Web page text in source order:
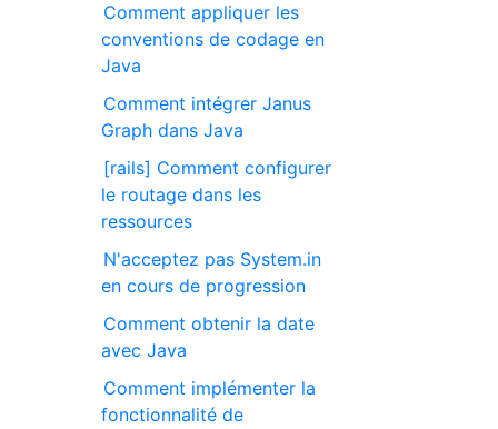
Comment appliquer les
conventions de codage en
Java
Comment intégrer Janus
Graph dans Java
[rails] Comment configurer
le routage dans les
ressources
N'acceptez pas System.in
en cours de progression
Comment obtenir la date
avec Java
Comment implémenter la
fonctionnalité de